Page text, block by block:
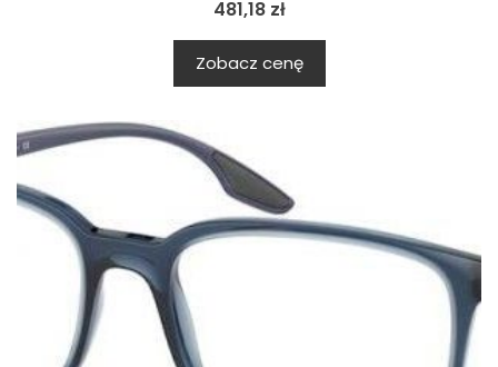
481,18 zł
Zobacz cenę